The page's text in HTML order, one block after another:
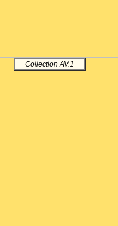
Collection AV.1